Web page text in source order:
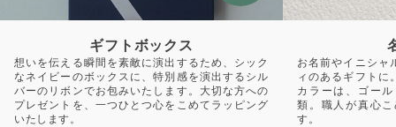
ギフトボックス
想いを伝える瞬間を素敵に演出するため、シック
なネイビーのボックスに、特別感を演出するシル
バーのリボンでお包みいたします。大切な方への
プレゼントを、一つひとつ心をこめてラッピング
いたします。
お名前やイニシャ
ィのあるギフトに
カラーは、ゴー
類。職人が真心
す。